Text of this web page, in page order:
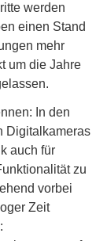
werden
einen Stand
mehr
um die Jahre
In den
Digitalkameras
auch für
zu
vorbei
Zeit